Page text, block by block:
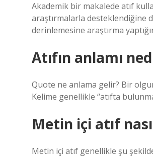
Akademik bir makalede atıf
araştırmalarla desteklendiğine
derinlemesine araştırma
Atıfın anlamı
Quote ne anlama gelir? Bir
Kelime genellikle “atıfta
Metin içi atıf
Metin içi atıf genellikle şu şekilde